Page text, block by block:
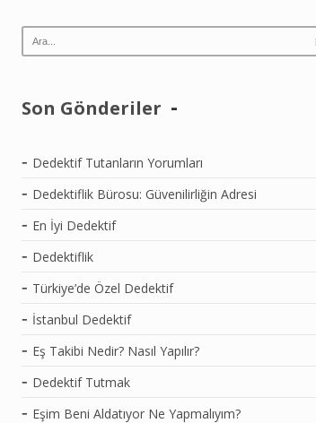
Son Gönderiler
Dedektif Tutanların Yorumları
Dedektiflik Bürosu: Güvenilirliğin Adresi
En İyi Dedektif
Dedektiflik
Türkiye’de Özel Dedektif
İstanbul Dedektif
Eş Takibi Nedir? Nasıl Yapılır?
Dedektif Tutmak
Eşim Beni Aldatıyor Ne Yapmalıyım?